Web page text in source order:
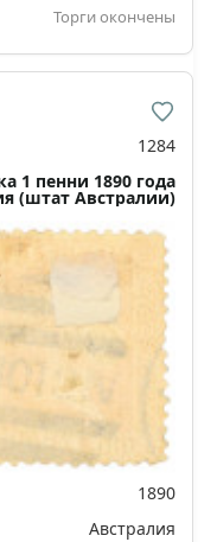
Торги окончены
1284
1 пенни 1890 года
(штат Австралии)
1890
Австралия